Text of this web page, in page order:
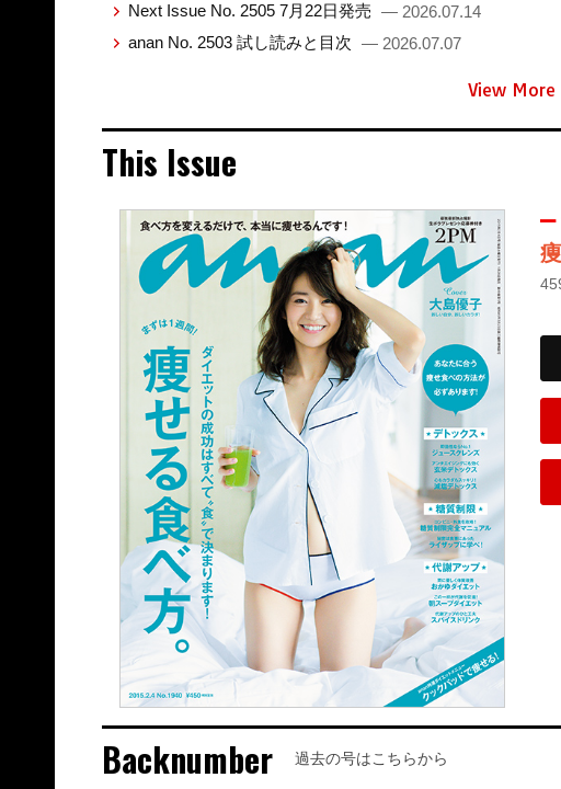
Next Issue No. 2505 7月22日発売 — 2026.07.14
anan No. 2503 試し読みと目次 — 2026.07.07
View More
This Issue
Backnumber 過去の号はこちらから